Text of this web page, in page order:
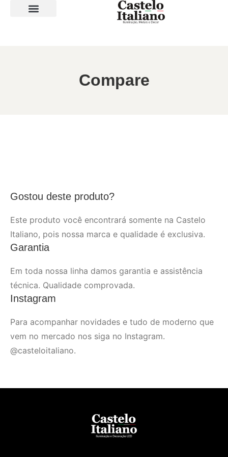
Compare
Gostou deste produto?
Este produto você encontrará somente na Castelo
Italiano, pois nossa marca e qualidade é exclusiva.
Garantia
Em toda nossa linha damos garantia e assistência
técnica. Qualidade comprovada.
Instagram
Para acompanhar novidades e tudo de moderno que
vem no mercado nos siga no Instagram.
@casteloitaliano.